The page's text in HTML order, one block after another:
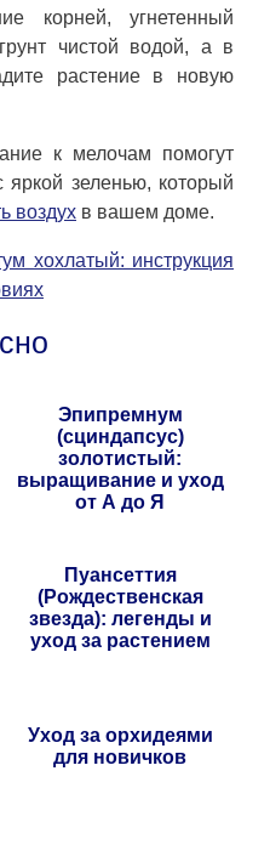
корней, угнетенный
чистой водой, а в
растение в новую
к мелочам помогут
зеленью, который
воздух в вашем доме.
хохлатый: инструкция
Эпипремнум
(сциндапсус)
золотистый:
выращивание и уход
от А до Я
Пуансеттия
(Рождественская
звезда): легенды и
уход за растением
Уход за орхидеями
для новичков